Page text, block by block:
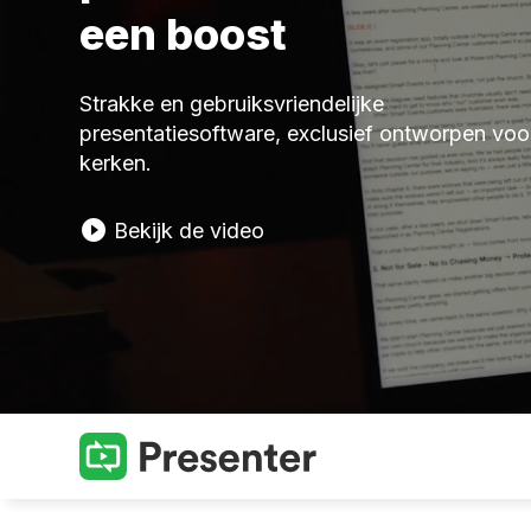
een boost
Strakke en gebruiksvriendelijke
presentatiesoftware, exclusief ontworpen
kerken.
play_circle_filled Bekijk de video